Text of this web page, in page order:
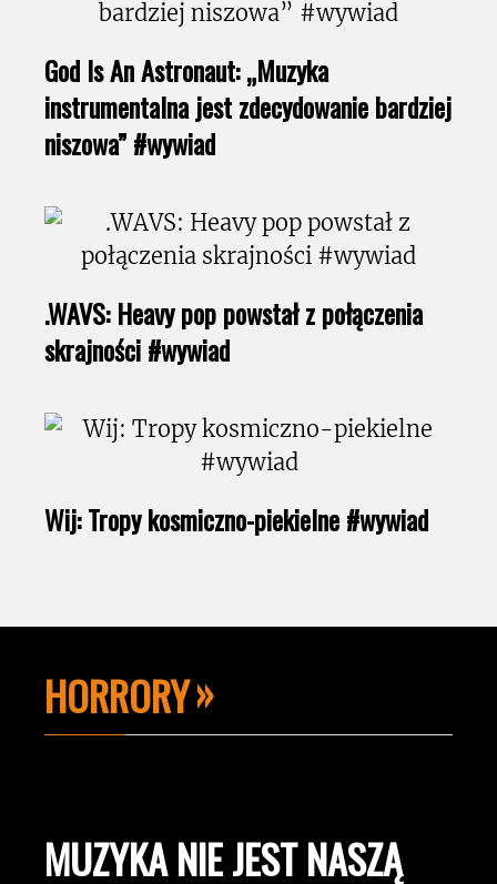
God Is An Astronaut: „Muzyka
instrumentalna jest zdecydowanie bardziej
niszowa” #wywiad
.WAVS: Heavy pop powstał z połączenia
skrajności #wywiad
Wij: Tropy kosmiczno-piekielne #wywiad
HORRORY
MUZYKA NIE JEST NASZĄ